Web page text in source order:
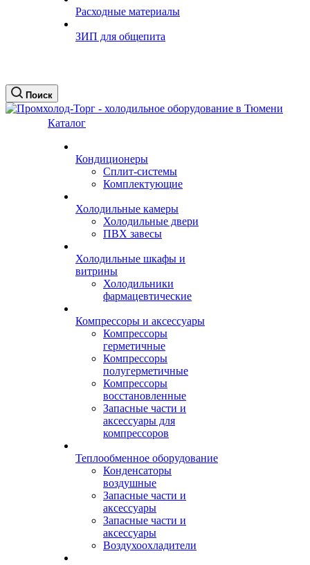
Расходные материалы
ЗИП для общепита
Поиск
Каталог
Кондиционеры
Сплит-системы
Комплектующие
Холодильные камеры
Холодильные двери
ПВХ завесы
Холодильные шкафы и
витрины
Холодильники
фармацевтические
Компрессоры и аксессуары
Компрессоры
герметичные
Компрессоры
полугерметичные
Компрессоры
восстановленные
Запасные части и
аксессуары для
компрессоров
Теплообменное оборудование
Конденсаторы
воздушные
Запасные части и
аксессуары
Запасные части и
аксессуары
Воздухоохладители